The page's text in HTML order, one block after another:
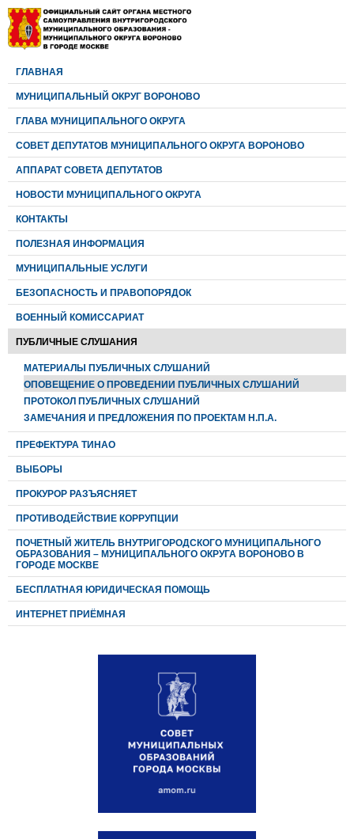
ГЛАВНАЯ
МУНИЦИПАЛЬНЫЙ ОКРУГ ВОРОНОВО
ГЛАВА МУНИЦИПАЛЬНОГО ОКРУГА
CОВЕТ ДЕПУТАТОВ МУНИЦИПАЛЬНОГО ОКРУГА ВОРОНОВО
АППАРАТ СОВЕТА ДЕПУТАТОВ
НОВОСТИ МУНИЦИПАЛЬНОГО ОКРУГА
КОНТАКТЫ
ПОЛЕЗНАЯ ИНФОРМАЦИЯ
МУНИЦИПАЛЬНЫЕ УСЛУГИ
БЕЗОПАСНОСТЬ И ПРАВОПОРЯДОК
ВОЕННЫЙ КОМИССАРИАТ
ПУБЛИЧНЫЕ СЛУШАНИЯ
МАТЕРИАЛЫ ПУБЛИЧНЫХ СЛУШАНИЙ
ОПОВЕЩЕНИЕ О ПРОВЕДЕНИИ ПУБЛИЧНЫХ СЛУШАНИЙ
ПРОТОКОЛ ПУБЛИЧНЫХ СЛУШАНИЙ
ЗАМЕЧАНИЯ И ПРЕДЛОЖЕНИЯ ПО ПРОЕКТАМ Н.П.А.
ПРЕФЕКТУРА ТИНАО
ВЫБОРЫ
ПРОКУРОР РАЗЪЯСНЯЕТ
ПРОТИВОДЕЙСТВИЕ КОРРУПЦИИ
ПОЧЕТНЫЙ ЖИТЕЛЬ ВНУТРИГОРОДСКОГО МУНИЦИПАЛЬНОГО
ОБРАЗОВАНИЯ – МУНИЦИПАЛЬНОГО ОКРУГА ВОРОНОВО В
ГОРОДЕ МОСКВЕ
БЕСПЛАТНАЯ ЮРИДИЧЕСКАЯ ПОМОЩЬ
ИНТЕРНЕТ ПРИЁМНАЯ